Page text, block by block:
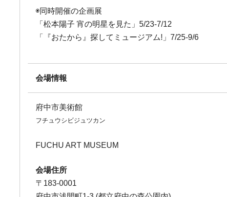
◉同時開催の企画展
「松本陽子 宵の明星を見た」5/23-7/12
「『おたから』探してミュージアム!」7/25-9/6
会場情報
府中市美術館
フチュウシビジュツカン
FUCHU ART MUSEUM
会場住所
〒183-0001